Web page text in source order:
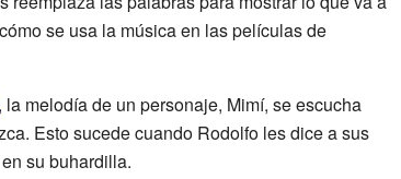
se usa la música en las películas de
la melodía de un personaje, Mimí, se escucha
Esto sucede cuando Rodolfo les dice a sus
su buhardilla.